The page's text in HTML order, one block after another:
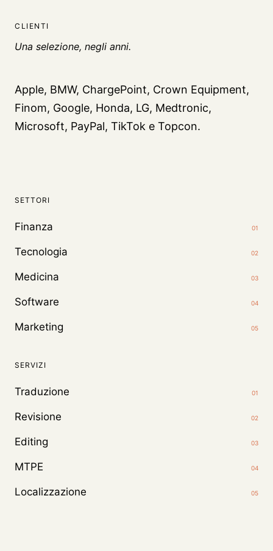
CLIENTI
Una selezione, negli anni.
Apple, BMW, ChargePoint, Crown Equipment,
Finom, Google, Honda, LG, Medtronic,
Microsoft, PayPal, TikTok e Topcon.
SETTORI
Finanza 01
Tecnologia 02
Medicina 03
Software 04
Marketing 05
SERVIZI
Traduzione 01
Revisione 02
Editing 03
MTPE 04
Localizzazione 05